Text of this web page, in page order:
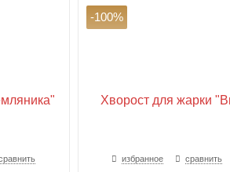
-100%
избранное сравнить